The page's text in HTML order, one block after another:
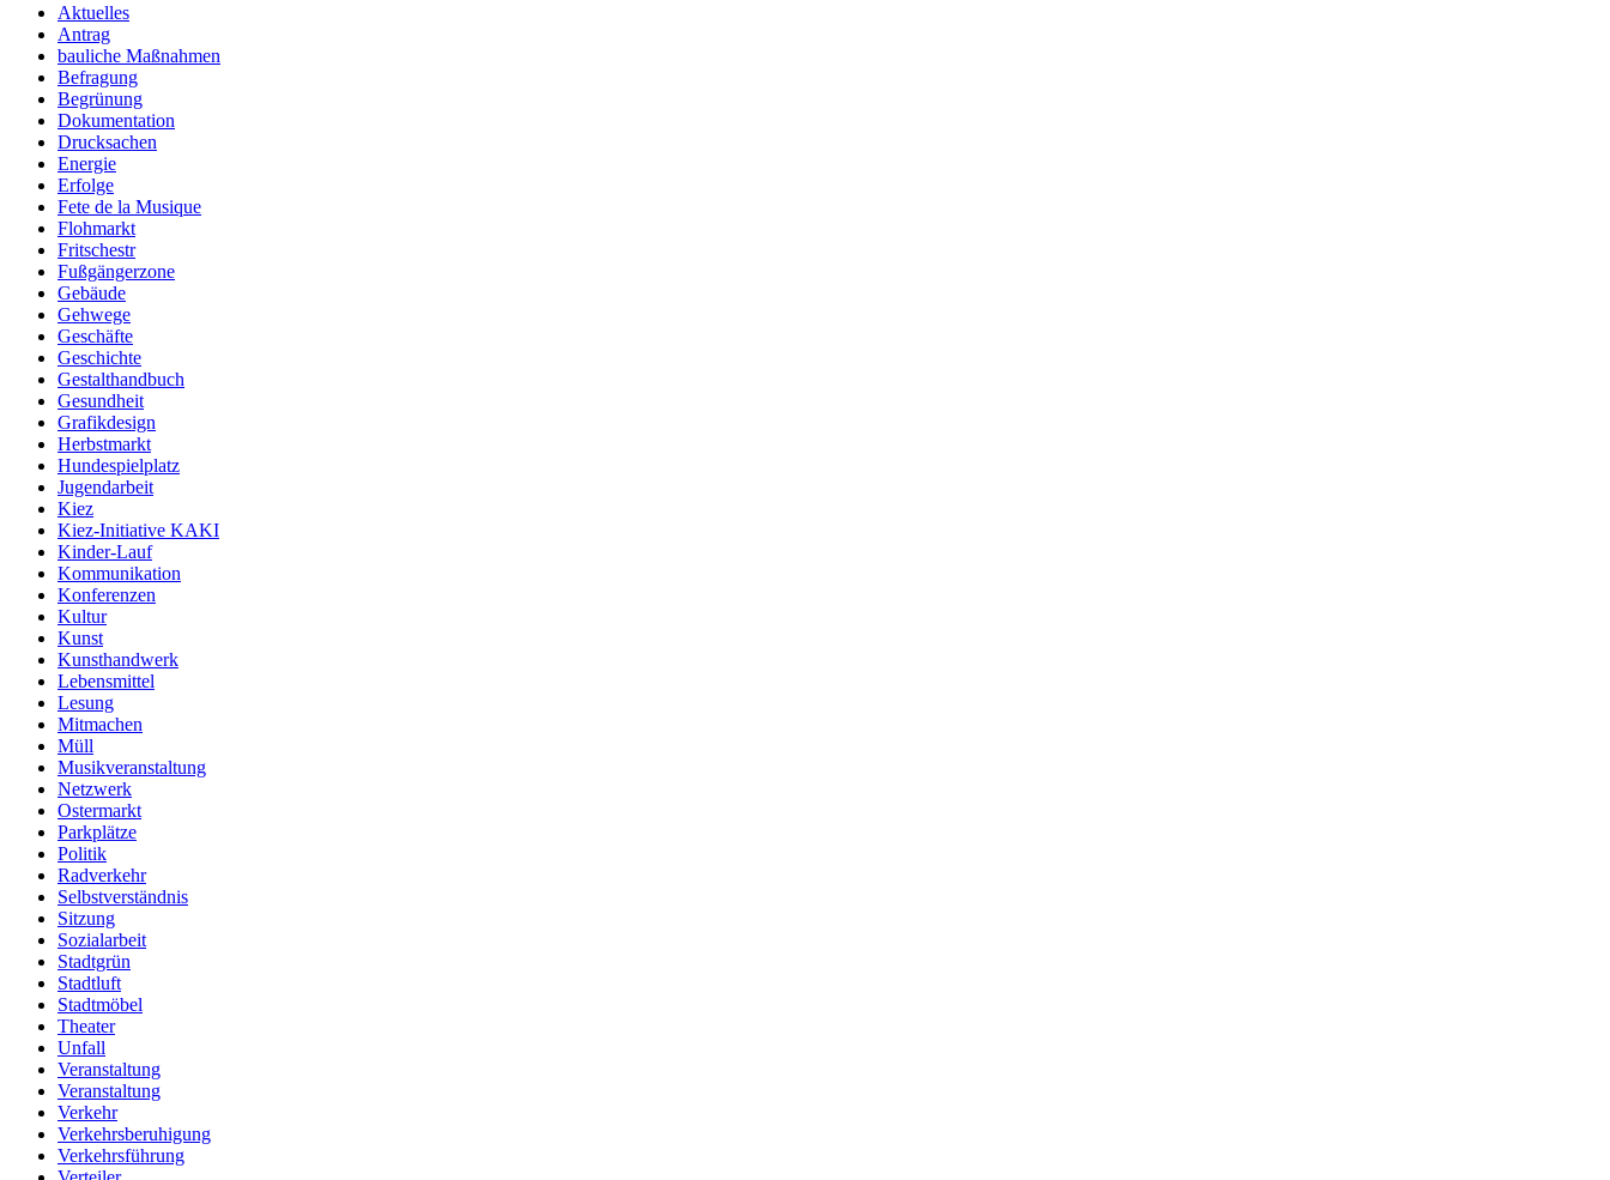
Aktuelles
Antrag
bauliche Maßnahmen
Befragung
Begrünung
Dokumentation
Drucksachen
Energie
Erfolge
Fete de la Musique
Flohmarkt
Fritschestr
Fußgängerzone
Gebäude
Gehwege
Geschäfte
Geschichte
Gestalthandbuch
Gesundheit
Grafikdesign
Herbstmarkt
Hundespielplatz
Jugendarbeit
Kiez
Kiez-Initiative KAKI
Kinder-Lauf
Kommunikation
Konferenzen
Kultur
Kunst
Kunsthandwerk
Lebensmittel
Lesung
Mitmachen
Müll
Musikveranstaltung
Netzwerk
Ostermarkt
Parkplätze
Politik
Radverkehr
Selbstverständnis
Sitzung
Sozialarbeit
Stadtgrün
Stadtluft
Stadtmöbel
Theater
Unfall
Veranstaltung
Veranstaltung
Verkehr
Verkehrsberuhigung
Verkehrsführung